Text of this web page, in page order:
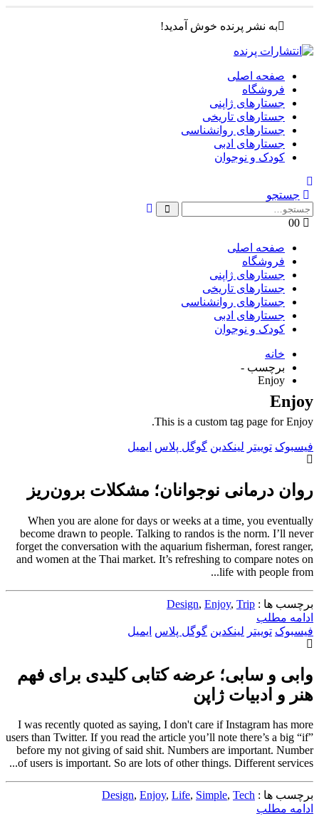
به نشر پرنده خوش آمدید!
صفحه اصلی
فروشگاه
جستارهای ژاپنی
جستارهای تاریخی
جستارهای روانشناسی
جستارهای ادبی
کودک و نوجوان
جستجو
00
صفحه اصلی
فروشگاه
جستارهای ژاپنی
جستارهای تاریخی
جستارهای روانشناسی
جستارهای ادبی
کودک و نوجوان
خانه
برچسب -
Enjoy
Enjoy
This is a custom tag page for Enjoy.
فیسبوک توییتر لینکدین گوگل پلاس ایمیل
روان درمانی‌ نوجوانان؛ مشکلات برون‌ریز
When you are alone for days or weeks at a time, you eventually
become drawn to people. Talking to randos is the norm. I’ll never
forget the conversation with the aquarium fisherman, forest ranger,
and women at the Thai market. It’s refreshing to compare notes on
life with people from...
برچسب ها : Design, Enjoy, Trip
ادامه مطلب
فیسبوک توییتر لینکدین گوگل پلاس ایمیل
وابی و سابی؛ عرضه ‌کتابی کلیدی برای فهم
هنر و ادبیات ژاپن
I was recently quoted as saying, I don't care if Instagram has more
users than Twitter. If you read the article you’ll note there’s a big “if”
before my not giving of said shit. Numbers are important. Number
of users is important. So are lots of other things. Different services...
برچسب ها : Design, Enjoy, Life, Simple, Tech
ادامه مطلب